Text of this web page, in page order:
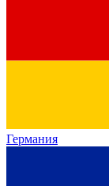
Германия